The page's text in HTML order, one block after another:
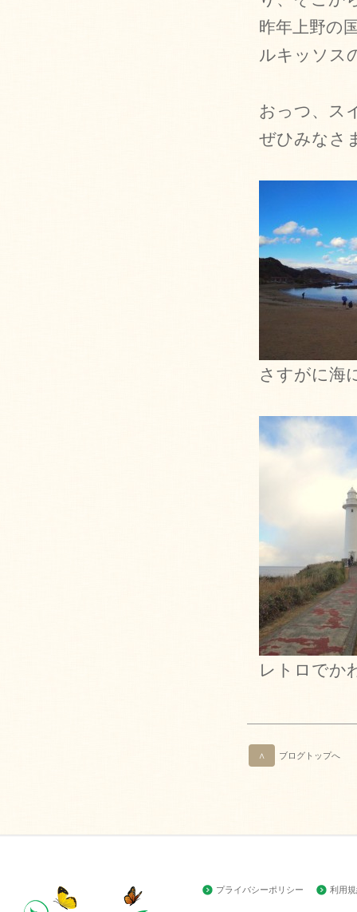
昨年上野の
ルキッソス
おっつ、ス
ぜひみなさ
さすがに海
レトロでか
∧ ブログトップへ
プライバシーポリシー 利用